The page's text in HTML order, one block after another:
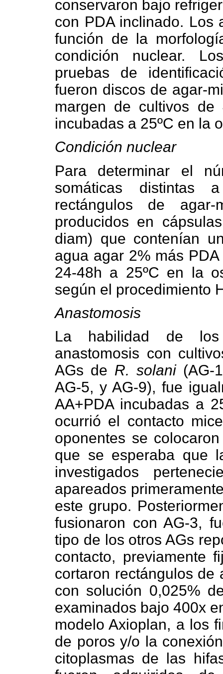
conservaron bajo
con PDA inclinado. Los
función de la
condición nuclear.
pruebas de
fueron discos de agar-
margen de cultivos
incubadas a 25ºC en la
Condición nuclear
Para determinar el
somáticas distintas
rectángulos de
producidos en
diam) que contenían
agua agar 2% más
24-48h a 25ºC en la
según el procedimiento
Anastomosis
La habilidad de los
anastomosis con
AGs de R. solani(AG-
AG-5, y AG-9), fue
AA+PDA incubadas a
ocurrió el contacto
oponentes se
que se esperaba que
investigados
apareados
este grupo.
fusionaron con AG-3,
tipo de los otros AGs
contacto, previamente
cortaron rectángulos de
con solución 0,025%
examinados bajo 400x
modelo Axioplan, a los
de poros y/o la
citoplasmas de las